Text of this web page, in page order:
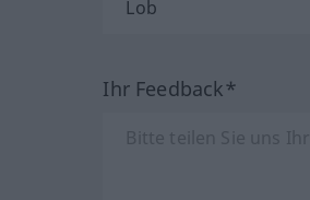
Ihr Feedback*